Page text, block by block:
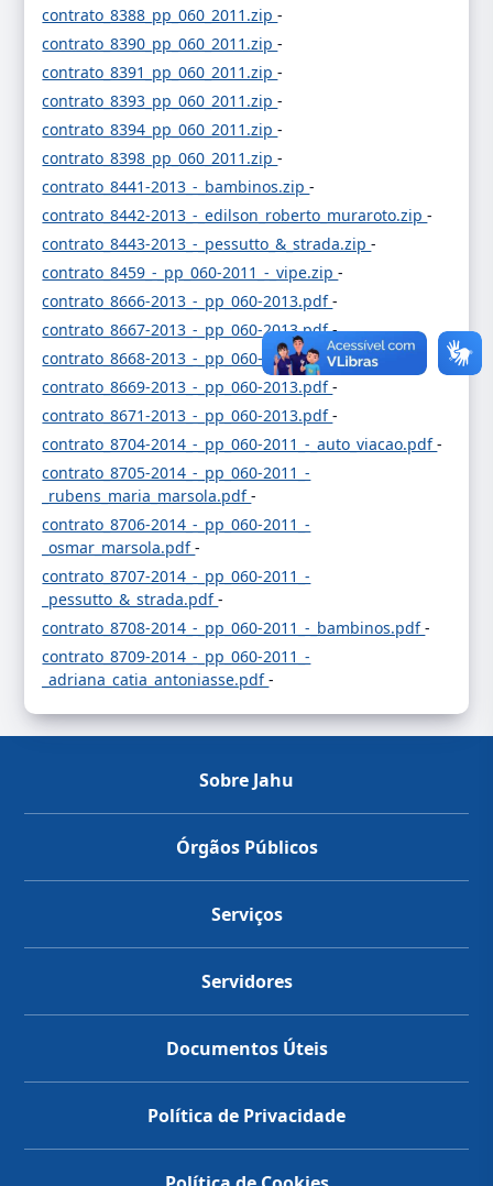
contrato_8388_pp_060_2011.zip-
contrato_8390_pp_060_2011.zip-
contrato_8391_pp_060_2011.zip-
contrato_8393_pp_060_2011.zip-
contrato_8394_pp_060_2011.zip-
contrato_8398_pp_060_2011.zip-
contrato_8441-2013_-_bambinos.zip-
contrato_8442-2013_-_edilson_roberto_muraroto.zip-
contrato_8443-2013_-_pessutto_&_strada.zip-
contrato_8459_-_pp_060-2011_-_vipe.zip-
contrato_8666-2013_-_pp_060-2013.pdf-
contrato_8667-2013_-_pp_060-2013.pdf-
contrato_8668-2013_-_pp_060-2013.pdf-
contrato_8669-2013_-_pp_060-2013.pdf-
contrato_8671-2013_-_pp_060-2013.pdf-
contrato_8704-2014_-_pp_060-2011_-_auto_viacao.pdf-
contrato_8705-2014_-_pp_060-2011_-
_rubens_maria_marsola.pdf-
contrato_8706-2014_-_pp_060-2011_-
_osmar_marsola.pdf-
contrato_8707-2014_-_pp_060-2011_-
_pessutto_&_strada.pdf-
contrato_8708-2014_-_pp_060-2011_-_bambinos.pdf-
contrato_8709-2014_-_pp_060-2011_-
_adriana_catia_antoniasse.pdf-
Sobre Jahu
Órgãos Públicos
Serviços
Servidores
Documentos Úteis
Política de Privacidade